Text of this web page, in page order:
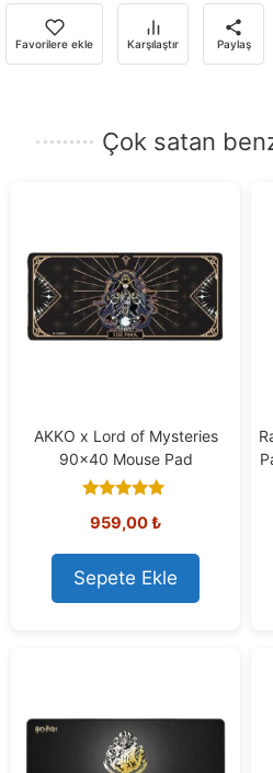
almak
için
e-
Favorilere ekle Karşılaştır Paylaş
Çok satan
AKKO x Lord of Mysteries
90×40 Mouse Pad
out of 5
959,00₺
Sepete Ekle